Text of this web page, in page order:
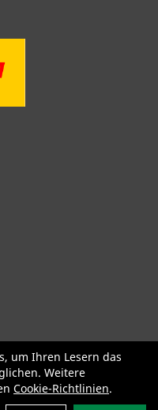
BMC Orbea
Yeti
Bekleidung
Sale
um Ihren Lesern das
Weitere
Cookie-Richtlinien.